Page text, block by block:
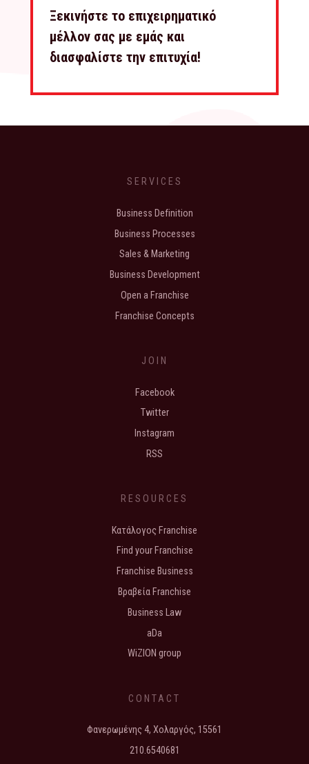
Ξεκινήστε το επιχειρηματικό
μέλλον σας με εμάς και
διασφαλίστε την επιτυχία!
SERVICES
Business Definition
Business Processes
Sales & Marketing
Business Development
Open a Franchise
Franchise Concepts
JOIN
Facebook
Twitter
Instagram
RSS
RESOURCES
Κατάλογος Franchise
Find your Franchise
Franchise Business
Βραβεία Franchise
Business Law
aDa
WiZION group
CONTACT
Φανερωμένης 4, Χολαργός, 15561
210.6540681